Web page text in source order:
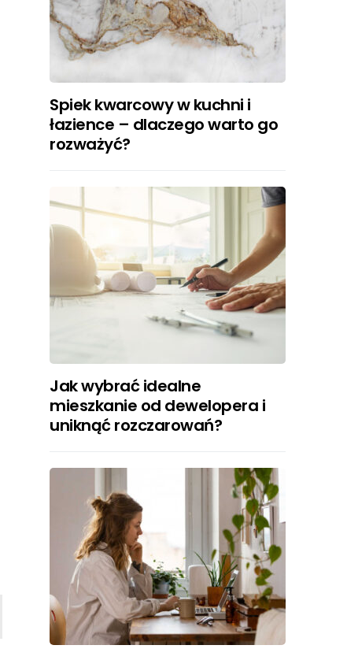
Spiek kwarcowy w kuchni i
łazience – dlaczego warto go
rozważyć?
Jak wybrać idealne
mieszkanie od dewelopera i
uniknąć rozczarowań?